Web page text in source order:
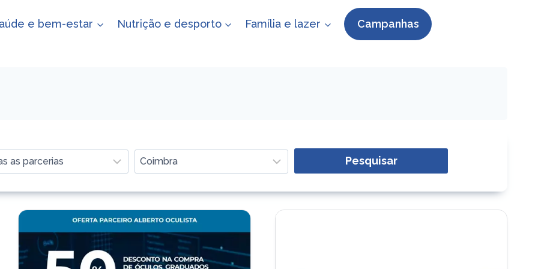
e bem-estar Nutrição e desporto Família e lazer Campanhas